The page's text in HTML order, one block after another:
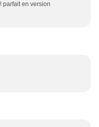
parfait en version